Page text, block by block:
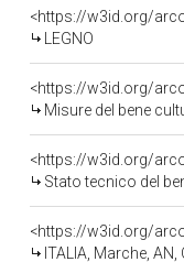
<https://w3id.org/
LEGNO
<https://w3id.org/
Misure del bene
<https://w3id.org/
Stato tecnico del
<https://w3id.org/
ITALIA, Marche,